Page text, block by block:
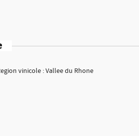
vinicole : Vallee du Rhone